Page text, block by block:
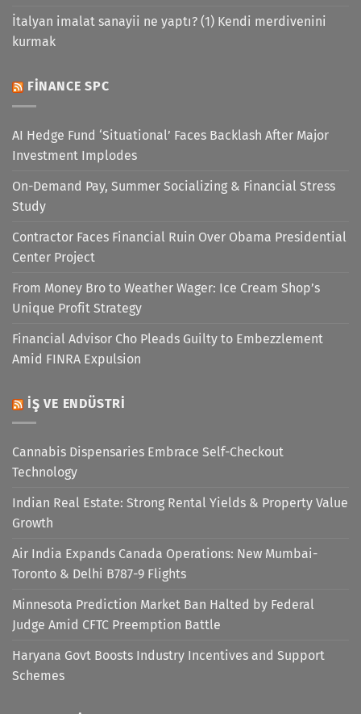
İtalyan imalat sanayii ne yaptı? (1) Kendi merdivenini
kurmak
FINANCE SPC
AI Hedge Fund ‘Situational’ Faces Backlash After Major
Investment Implodes
On-Demand Pay, Summer Socializing & Financial Stress
Study
Contractor Faces Financial Ruin Over Obama Presidential
Center Project
From Money Bro to Weather Wager: Ice Cream Shop’s
Unique Profit Strategy
Financial Advisor Cho Pleads Guilty to Embezzlement
Amid FINRA Expulsion
İŞ VE ENDÜSTRI
Cannabis Dispensaries Embrace Self-Checkout
Technology
Indian Real Estate: Strong Rental Yields & Property Value
Growth
Air India Expands Canada Operations: New Mumbai-
Toronto & Delhi B787-9 Flights
Minnesota Prediction Market Ban Halted by Federal
Judge Amid CFTC Preemption Battle
Haryana Govt Boosts Industry Incentives and Support
Schemes